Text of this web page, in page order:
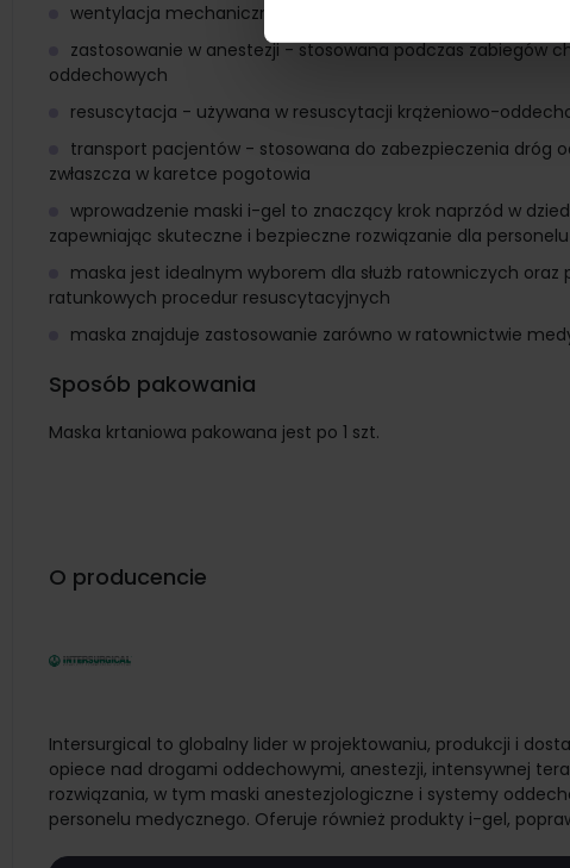
wentylacja mechaniczna - wykorzystywana do wentylacji
zastosowanie w anestezji - stosowana podczas zabiegów
oddechowych
resuscytacja - używana w resuscytacji krążeniowo-
transport pacjentów - stosowana do zabezpieczenia dróg
zwłaszcza w karetce pogotowia
wprowadzenie maski i-gel to znaczący krok naprzód w
zapewniając skuteczne i bezpieczne rozwiązanie dla
maska jest idealnym wyborem dla służb ratowniczych
ratunkowych procedur resuscytacyjnych
maska znajduje zastosowanie zarówno w ratownictwie
Sposób pakowania
Maska krtaniowa pakowana jest po 1 szt.
O producencie
Intersurgical to globalny lider w projektowaniu, produkcji i
opiece nad drogami oddechowymi, anestezji, intensywnej
rozwiązania, w tym maski anestezjologiczne i systemy
personelu medycznego. Oferuje również produkty i-gel,